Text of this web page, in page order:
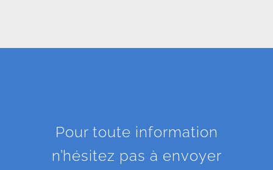
Pour toute information
n’hésitez pas à envoyer